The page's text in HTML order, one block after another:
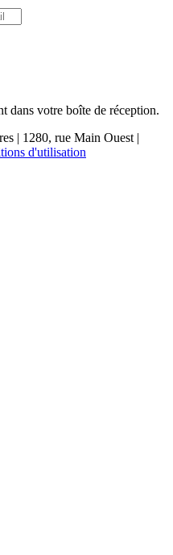
dans votre boîte de réception.
| 1280, rue Main Ouest |
d'utilisation